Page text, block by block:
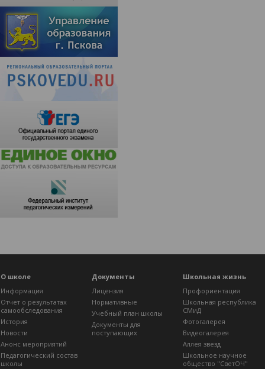
О школе
Информация
Отчет о результатах
самообследования
История
Новости
Анонс мероприятий
Педагогический состав
школы
Документы
Лицензия
Нормативные
Учебный план школы
Документы для
поступающих
Школьная жизнь
Профориентация
Школьная республика
СМиД
Фотогалерея
Видеогалерея
Аллея звезд
Школьное научное
общество "СветОЧ"